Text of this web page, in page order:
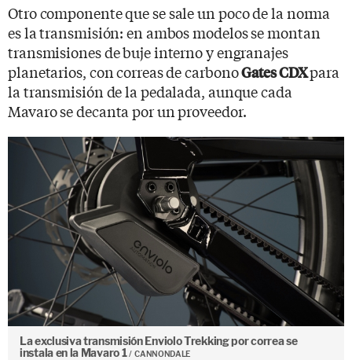
Otro componente que se sale un poco de la norma
es la transmisión: en ambos modelos se montan
transmisiones de buje interno y engranajes
planetarios, con correas de carbonoGates CDXpara
la transmisión de la pedalada, aunque cada
Mavaro se decanta por un proveedor.
La exclusiva transmisión Enviolo Trekking por correa se
instala en la Mavaro 1
CANNONDALE